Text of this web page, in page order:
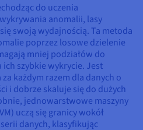
do uczenia
anomalii, lasy
swoją wydajnością. Ta metoda
poprzez losowe dzielenie
mniej podziałów do
szybkie wykrycie. Jest
każdym razem dla danych o
i dobrze skaluje się do dużych
jednowarstwowe maszyny
uczą się granicy wokół
danych, klasyfikując